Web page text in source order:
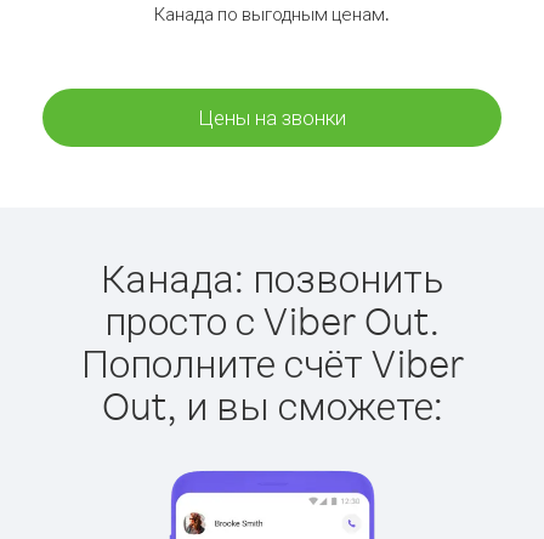
Канада по выгодным ценам.
Цены на звонки
Канада: позвонить
просто с Viber Out.
Пополните счёт Viber
Out, и вы сможете: